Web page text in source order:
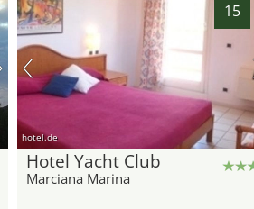
15
hotel.de
Hotel Yacht Club
Marciana Marina